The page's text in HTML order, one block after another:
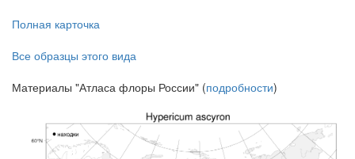
Полная карточка
Все образцы этого вида
Материалы "Атласа флоры России" (подробности)